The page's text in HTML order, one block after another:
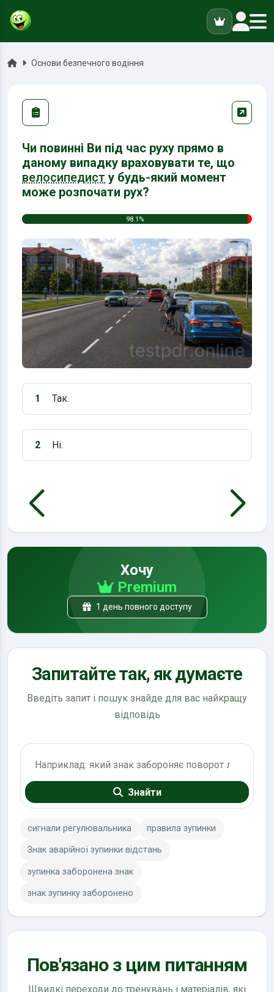
ГоловнаОснови безпечного водіння
Чи повинні Ви під час руху прямо в
даному випадку враховувати те, що
велосипедист у будь-який момент
може розпочати рух?
98.1%
Варіант 1:
1 Так.
Варіант 2:
2 Ні.
Хочу
Premium
1 день повного доступу
Запитайте так, як думаєте
Введіть запит і пошук знайде для вас найкращу
відповідь
Знайти
сигнали регулювальника правила зупинки
Знак аварійної зупинки відстань
зупинка заборонена знак
знак зупинку заборонено
Пов'язано з цим питанням
Швидкі переходи до тренувань і матеріалів, які